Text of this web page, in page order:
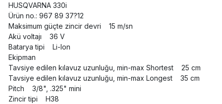
HUSQVARNA 330i
Ürün no.: 967 89 37?12
Maksimum güçte zincir devri 15 m/sn
Akü voltajı 36 V
Batarya tipi Li-Ion
Ekipman
Tavsiye edilen kılavuz uzunluğu, min-max Shortest 25 cm
Tavsiye edilen kılavuz uzunluğu, min-max Longest 35 cm
Pitch 3/8", .325" mini
Zincir tipi H38